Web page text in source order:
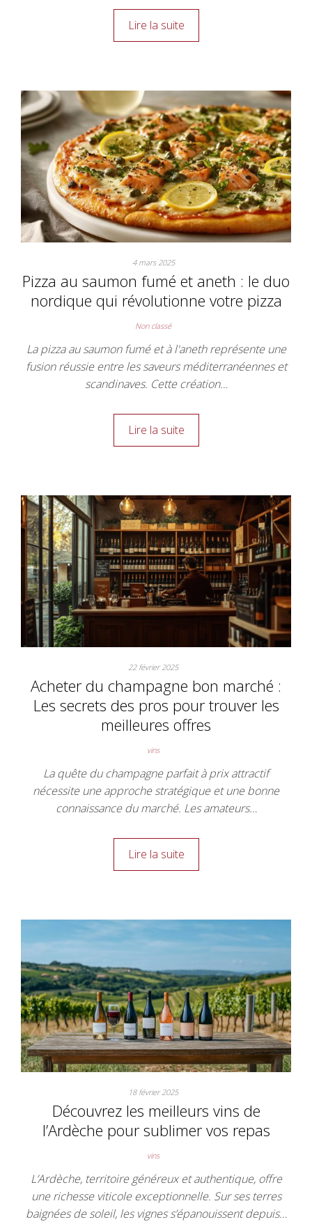
Lire la suite
4 mars 2025
Pizza au saumon fumé et aneth : le duo
nordique qui révolutionne votre pizza
Non classé
La pizza au saumon fumé et à l'aneth représente une
fusion réussie entre les saveurs méditerranéennes et
scandinaves. Cette création…
Lire la suite
22 février 2025
Acheter du champagne bon marché :
Les secrets des pros pour trouver les
meilleures offres
vins
La quête du champagne parfait à prix attractif
nécessite une approche stratégique et une bonne
connaissance du marché. Les amateurs…
Lire la suite
18 février 2025
Découvrez les meilleurs vins de
l’Ardèche pour sublimer vos repas
vins
L’Ardèche, territoire généreux et authentique, offre
une richesse viticole exceptionnelle. Sur ses terres
baignées de soleil, les vignes s’épanouissent depuis…